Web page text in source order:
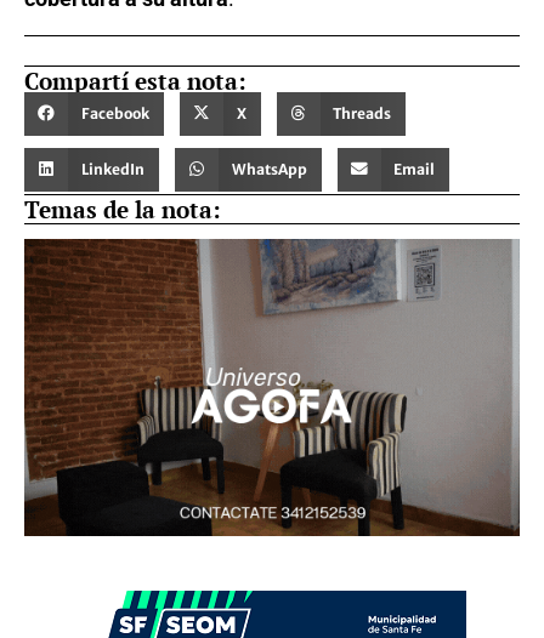
Compartí esta nota:
Facebook X Threads
LinkedIn WhatsApp Email
Temas de la nota: